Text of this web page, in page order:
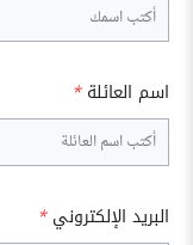
اسم العائلة *
البريد الإلكتروني *